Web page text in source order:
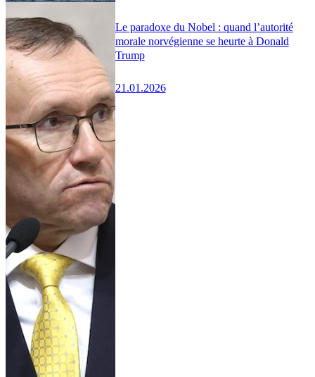
Le paradoxe du Nobel : quand l’autorité
morale norvégienne se heurte à Donald
Trump
21.01.2026